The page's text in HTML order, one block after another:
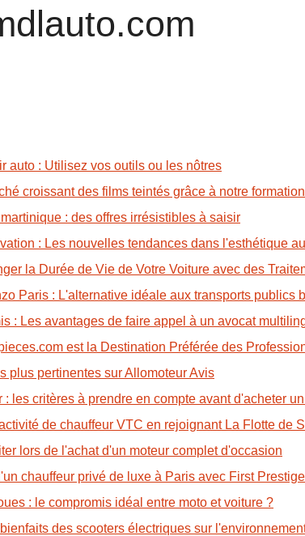
auto : Utilisez vos outils ou les nôtres
croissant des films teintés grâce à notre
: des offres irrésistibles à saisir
: Les nouvelles tendances dans l'esthétique
la Durée de Vie de Votre Voiture avec des
Paris : L'alternative idéale aux transports publics
: Les avantages de faire appel à un avocat
est la Destination Préférée des
plus pertinentes sur Allomoteur Avis
: les critères à prendre en compte avant d'acheter
de chauffeur VTC en rejoignant La Flotte de
lors de l'achat d'un moteur complet d'occasion
chauffeur privé de luxe à Paris avec First
: le compromis idéal entre moto et voiture ?
des scooters électriques sur